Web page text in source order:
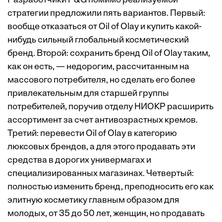
стратегии предложили пять вариантов. Первый:
вообще отказаться от Oil of Olay и купить какой-
нибудь сильный глобальный косметический
бренд. Второй: сохранить бренд Oil of Olay таким,
как он есть, — недорогим, рассчитанным на
массового потребителя, но сделать его более
привлекательным для старшей группы
потребителей, поручив отделу НИОКР расширить
ассортимент за счет антивозрастных кремов.
Третий: перевести Oil of Olay в категорию
люксовых брендов, а для этого продавать эти
средства в дорогих универмагах и
специализированных магазинах. Четвертый:
полностью изменить бренд, преподносить его как
элитную косметику главным образом для
молодых, от 35 до 50 лет, женщин, но продавать